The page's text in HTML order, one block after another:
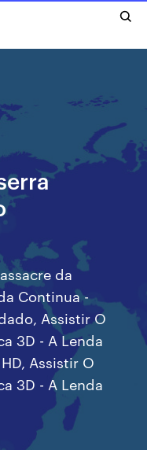
da
Continua -
Assistir O
3D - A Lenda
Assistir O
3D - A Lenda